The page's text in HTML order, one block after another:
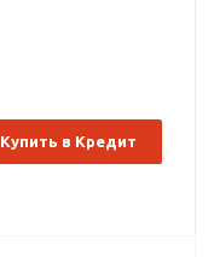
Купить в Кредит